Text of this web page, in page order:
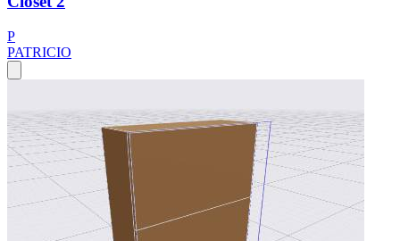
P
PATRICIO